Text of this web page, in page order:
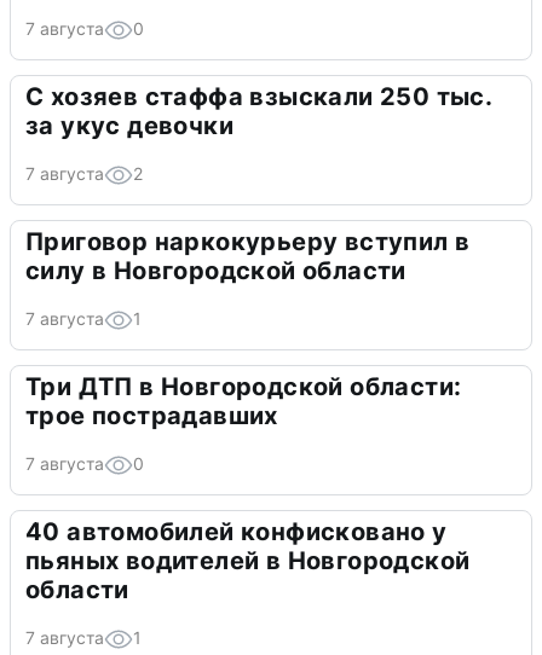
7 августа 0
С хозяев стаффа взыскали 250 тыс.
за укус девочки
7 августа 2
Приговор наркокурьеру вступил в
силу в Новгородской области
7 августа 1
Три ДТП в Новгородской области:
трое пострадавших
7 августа 0
40 автомобилей конфисковано у
пьяных водителей в Новгородской
области
7 августа 1